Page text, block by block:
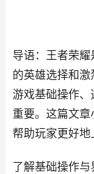
导语：王者荣
的英雄选择和
游戏基础操作
重要。这篇文章
帮助玩家更好地
了解基础操作与